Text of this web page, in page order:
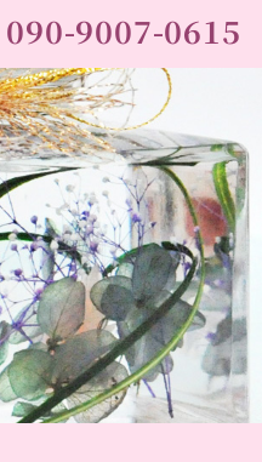
090-9007-0615